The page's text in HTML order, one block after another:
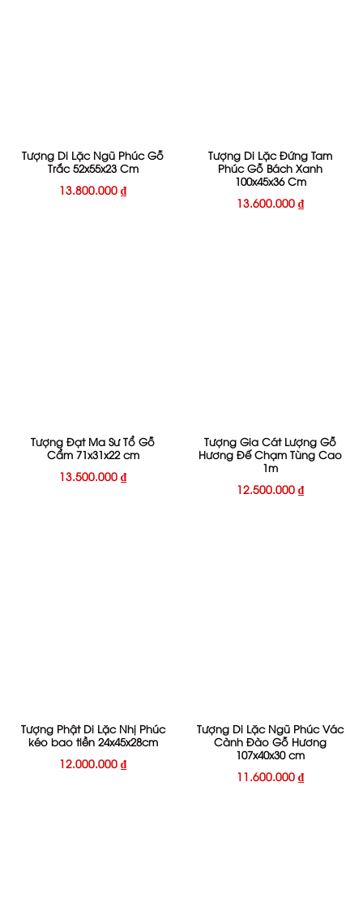
Tượng Di Lặc Ngũ Phúc Gỗ
Trắc 52x55x23 Cm
13.800.000 ₫
Tượng Di Lặc Đứng Tam
Phúc Gỗ Bách Xanh
100x45x36 Cm
13.600.000 ₫
Tượng Đạt Ma Sư Tổ Gỗ
Cẩm 71x31x22 cm
13.500.000 ₫
Tượng Gia Cát Lượng Gỗ
Hương Đế Chạm Tùng Cao
1m
12.500.000 ₫
Tượng Phật Di Lặc Nhị Phúc
kéo bao tiền 24x45x28cm
12.000.000 ₫
Tượng Di Lặc Ngũ Phúc Vác
Cành Đào Gỗ Hương
107x40x30 cm
11.600.000 ₫